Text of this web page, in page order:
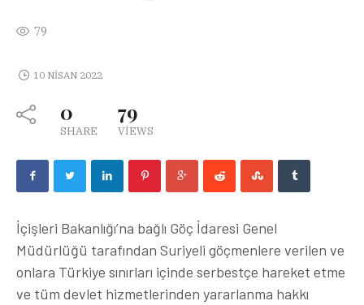
79
10 NISAN 2022
0
SHARE
79
VIEWS
İçişleri Bakanlığı’na bağlı Göç İdaresi Genel
Müdürlüğü tarafından Suriyeli göçmenlere verilen ve
onlara Türkiye sınırları içinde serbestçe hareket etme
ve tüm devlet hizmetlerinden yararlanma hakkı